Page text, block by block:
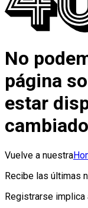
No
página
estar
Vuelve a nuestra
Recibe las últimas
Registrarse implica